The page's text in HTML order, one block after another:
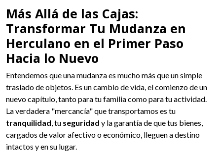
Más Allá de las Cajas:
Transformar Tu Mudanza en
Herculano en el Primer Paso
Hacia lo Nuevo
Entendemos que una mudanza es mucho más que un simple
traslado de objetos. Es un cambio de vida, el comienzo de un
nuevo capítulo, tanto para tu familia como para tu actividad.
La verdadera "mercancía" que transportamos es tu
tranquilidad, tu seguridad y la garantía de que tus bienes,
cargados de valor afectivo o económico, lleguen a destino
intactos y en su lugar.